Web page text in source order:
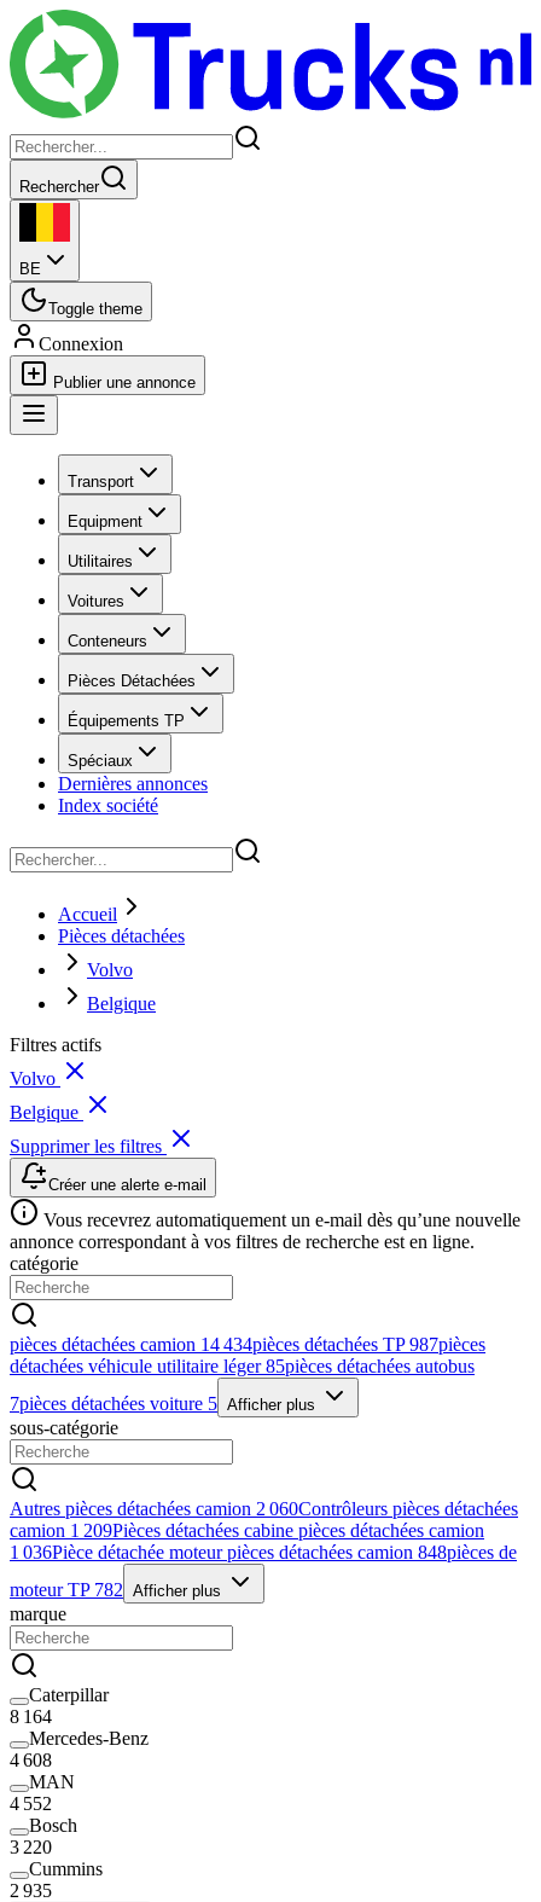
Rechercher
BE
Toggle theme
Connexion
Publier une annonce
Transport
Equipment
Utilitaires
Voitures
Conteneurs
Pièces Détachées
Équipements TP
Spéciaux
Dernières annonces
Index société
Accueil
Pièces détachées
Volvo
Belgique
Filtres actifs
Volvo
Belgique
Supprimer les filtres
Créer une alerte e-mail
Vous recevrez automatiquement un e-mail dès qu’une nouvelle
annonce correspondant à vos filtres de recherche est en ligne.
catégorie
pièces détachées camion 14 434pièces détachées TP987pièces
détachées véhicule utilitaire léger85pièces détachées autobus
7pièces détachées voiture 5 Afficher plus
sous-catégorie
Autres pièces détachées camion 2 060Contrôleurs pièces détachées
camion 1 209Pièces détachées cabine pièces détachées camion
1 036Pièce détachée moteur pièces détachées camion 848pièces de
moteur TP 782 Afficher plus
marque
Caterpillar
8 164
Mercedes-Benz
4 608
MAN
4 552
Bosch
3 220
Cummins
2 935